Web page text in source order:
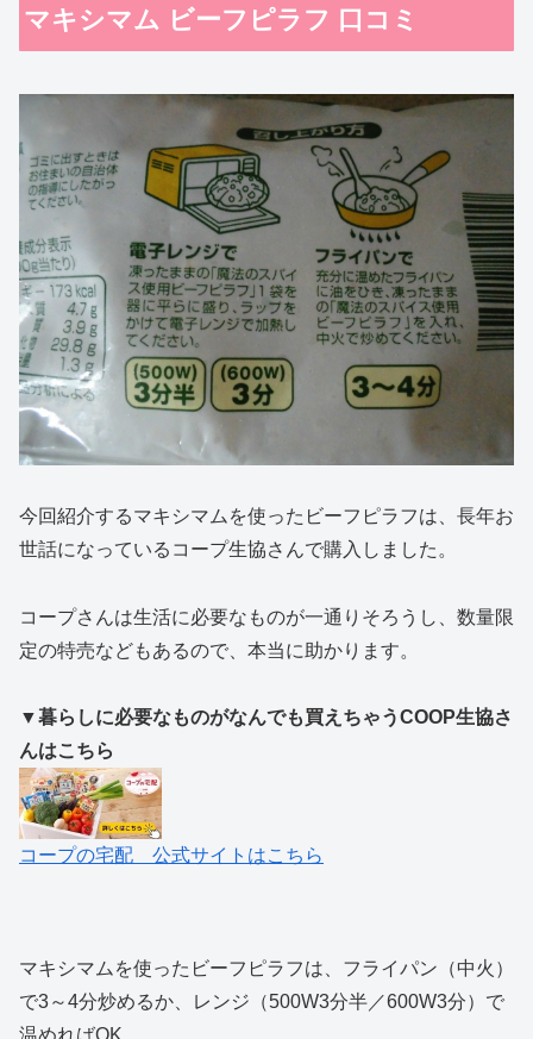
マキシマム ビーフピラフ 口コミ
今回紹介するマキシマムを使ったビーフピラフは、長年お
世話になっているコープ生協さんで購入しました。
コープさんは生活に必要なものが一通りそろうし、数量限
定の特売などもあるので、本当に助かります。
▼暮らしに必要なものがなんでも買えちゃうCOOP生協さ
んはこちら
コープの宅配 公式サイトはこちら
マキシマムを使ったビーフピラフは、フライパン（中火）
で3～4分炒めるか、レンジ（500W3分半／600W3分）で
温めればOK。